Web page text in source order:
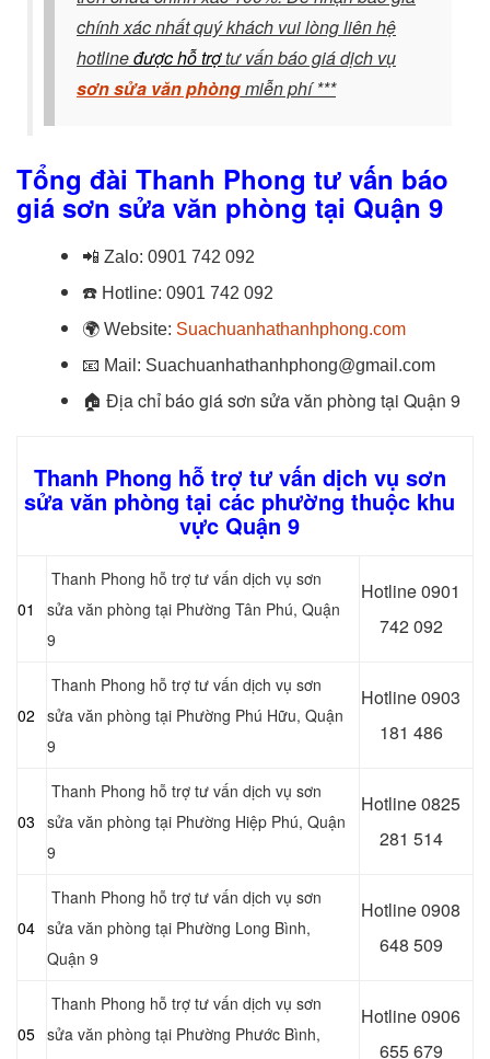
chính xác nhất quý khách vui lòng liên hệ
hotlineđượchỗ trợtư vấn báo giá dịch vụ
sơn sửa văn phòngmiễn phí ***
Tổng đài Thanh Phong tư vấn báo
giá sơn sửa văn phòng tại Quận 9
📲 Zalo: 0901 742 092
☎️ Hotline: 0901 742 092
🌍 Website: Suachuanhathanhphong.com
📧 Mail: Suachuanhathanhphong@gmail.com
🏠 Địa chỉ báo giá sơn sửa văn phòng tại Quận 9
Thanh Phong hỗ trợ tư vấn dịch vụ sơn
sửa văn phòng tại các phường thuộc khu
vực Quận 9
01
Thanh Phong hỗ trợ tư vấn dịch vụ sơn
sửa văn phòng tại Phường Tân Phú, Quận
9
Hotline 0901
742 092
02
Thanh Phong hỗ trợ tư vấn dịch vụ sơn
sửa văn phòng tại Phường Phú Hữu, Quận
9
Hotline 0903
181 486
03
Thanh Phong hỗ trợ tư vấn dịch vụ sơn
sửa văn phòng tại Phường Hiệp Phú, Quận
9
Hotline 0825
281 514
04
Thanh Phong hỗ trợ tư vấn dịch vụ sơn
sửa văn phòng tại Phường Long Bình,
Quận 9
Hotline 0908
648 509
05
Thanh Phong hỗ trợ tư vấn dịch vụ sơn
sửa văn phòng tại Phường Phước Bình,
Hotline 0906
655 679